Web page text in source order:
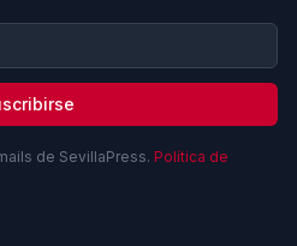
de SevillaPress. Política de